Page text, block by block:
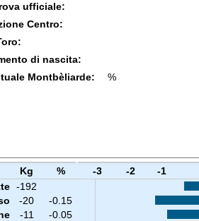
ufficiale:
Centro:
di nascita:
Montbèliarde:
%
Kg % -3 -2 -1
-192
-20
-0.15
-11 -0.05